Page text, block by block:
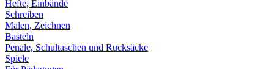
Hefte, Einbände
Schreiben
Malen, Zeichnen
Basteln
Penale, Schultaschen und Rucksäcke
Spiele